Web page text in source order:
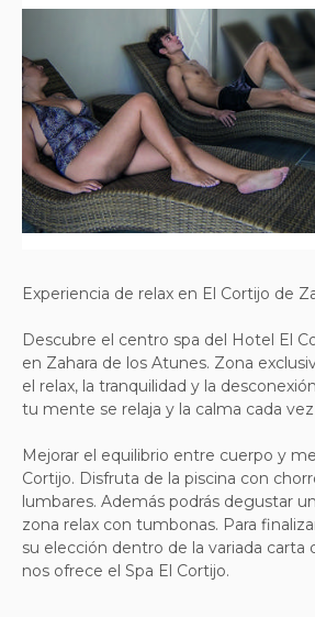
Previous
Experiencia de relax en El Cortijo de
Descubre el centro spa del Hotel El
en Zahara de los Atunes. Zona
el relax, la tranquilidad y la
tu mente se relaja y la calma cada
Mejorar el equilibrio entre cuerpo y
Cortijo. Disfruta de la piscina con
lumbares. Además podrás degustar
zona relax con tumbonas. Para
su elección dentro de la variada
nos ofrece el Spa El Cortijo.